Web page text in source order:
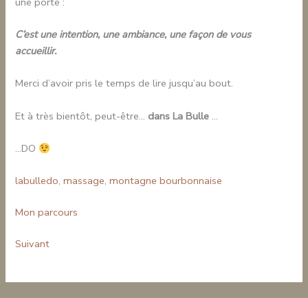
C’est une intention, une ambiance, une façon de vous
accueillir.
Merci d’avoir pris le temps de lire jusqu’au bout.
Et à très bientôt, peut-être… dans La Bulle …
…DO
labulledo, massage, montagne bourbonnaise
Mon parcours
Suivant